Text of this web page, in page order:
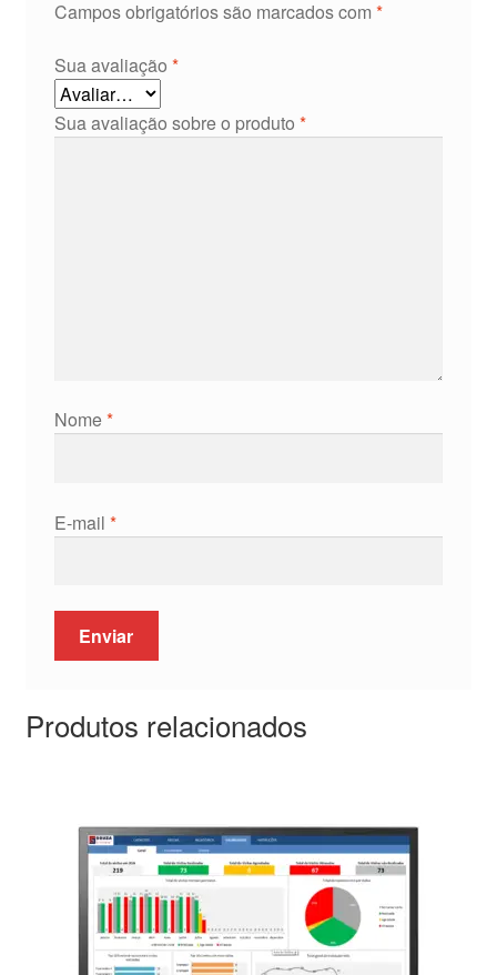
Campos obrigatórios são marcados com *
Sua avaliação *
Sua avaliação sobre o produto *
Nome*
E-mail *
Produtos relacionados